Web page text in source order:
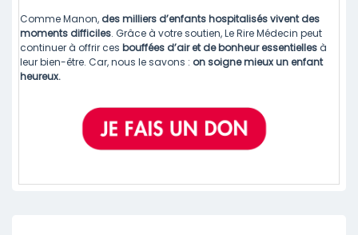
Comme Manon, des milliers d’enfants hospitalisés vivent des
moments difficiles. Grâce à votre soutien, Le Rire Médecin peut
continuer à offrir ces bouffées d’air et de bonheur essentiellesà
leur bien-être. Car, nous le savons : on soigne mieuxun enfant
heureux.